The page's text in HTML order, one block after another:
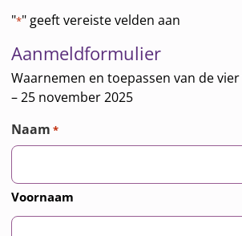
"*" geeft vereiste velden aan
Aanmeldformulier
Waarnemen en toepassen van de
– 25 november 2025
Naam *
Voornaam